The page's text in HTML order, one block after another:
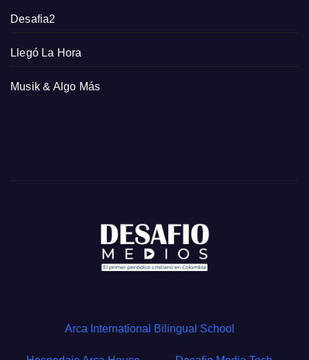
Desafia2
Llegó La Hora
Musik & Algo Más
Arca International Bilingual School